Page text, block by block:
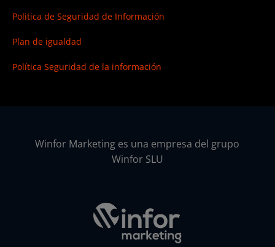
Politica de Seguridad de Información
Plan de igualdad
Política Seguridad de la información
Winfor Marketing es una empresa del grupo
Winfor SLU